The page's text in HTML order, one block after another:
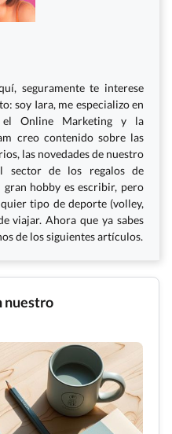
seguramente te interese
soy Iara, me especializo en
el Online Marketing y la
creo contenido sobre las
las novedades de nuestro
sector de los regalos de
gran hobby es escribir, pero
tipo de deporte (volley,
viajar. Ahora que ya sabes
de los siguientes artículos.
nuestro